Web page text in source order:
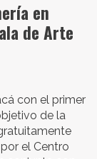
en
de Arte
con el primer
de la
el Centro